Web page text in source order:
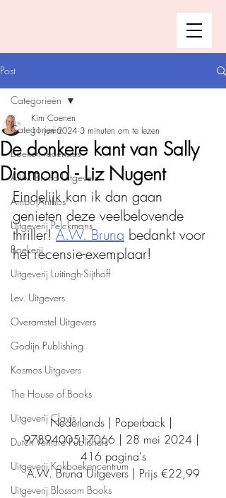
Post
Categorieën
Boeken recensies
A.W. Bruna Uitgevers
Ambo|Anthos
Uitgeverij Pelckmans
Boekerij
Uitgeverij Luitingh-Sijthoff
Lev. Uitgevers
Overamstel Uitgevers
Godijn Publishing
Kosmos Uitgevers
The House of Books
Uitgeverij Clavis
Dutch Venture Publishers
Uitgeverij Kokboekencentrum
Uitgeverij Blossom Books
Categorieën
De donkere kant van Sally
Diamond - Liz Nugent
Kim Coenen
11 jun 2024 3 minuten om te lezen
Eindelijk kan ik dan gaan
genieten deze veelbelovende
thriller! A.W. Bruna bedankt voor
het recensie-exemplaar!
Nederlands | Paperback |
9789400517066 | 28 mei 2024 |
416 pagina's
A.W. Bruna Uitgevers | Prijs €22,99